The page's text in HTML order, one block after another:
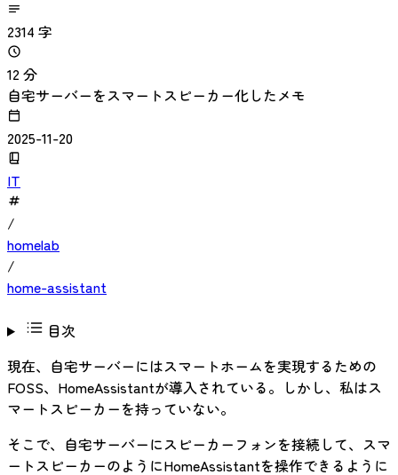
2314 字
12 分
自宅サーバーをスマートスピーカー化したメモ
2025-11-20
IT
/
homelab
/
home-assistant
目次
現在、自宅サーバーにはスマートホームを実現するための
FOSS、HomeAssistantが導入されている。しかし、私はス
マートスピーカーを持っていない。
そこで、自宅サーバーにスピーカーフォンを接続して、スマ
ートスピーカーのようにHomeAssistantを操作できるように